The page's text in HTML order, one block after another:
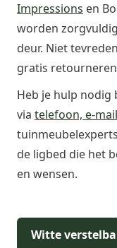
Impressions en
worden
deur. Niet
gratis
Heb je hulp nodig
via telefoon, e-
de ligbed die het
en wensen.
Witte